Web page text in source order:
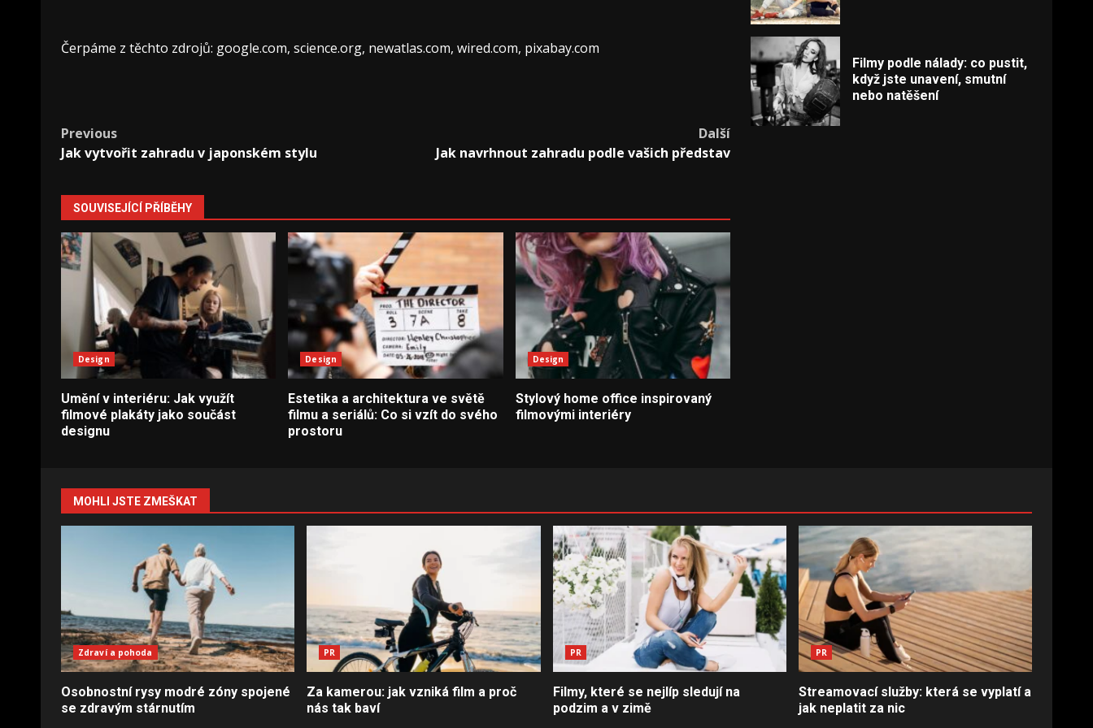
Čerpáme z těchto zdrojů: google.com, science.org, newatlas.com, wired.com, pixabay.com
Post
navigation
Previous
Jak vytvořit zahradu v japonském stylu
Další
Jak navrhnout zahradu podle vašich představ
SOUVISEJÍCÍ PŘÍBĚHY
Design
Umění v interiéru: Jak využít
filmové plakáty jako součást
designu
Design
Estetika a architektura ve světě
filmu a seriálů: Co si vzít do svého
prostoru
Design
Stylový home office inspirovaný
filmovými interiéry
Filmy podle nálady: co pustit,
když jste unavení, smutní
nebo natěšení
MOHLI JSTE ZMEŠKAT
Zdraví a pohoda
Osobnostní rysy modré zóny spojené
se zdravým stárnutím
PR
Za kamerou: jak vzniká film a proč
nás tak baví
PR
Filmy, které se nejlíp sledují na
podzim a v zimě
PR
Streamovací služby: která se vyplatí a
jak neplatit za nic